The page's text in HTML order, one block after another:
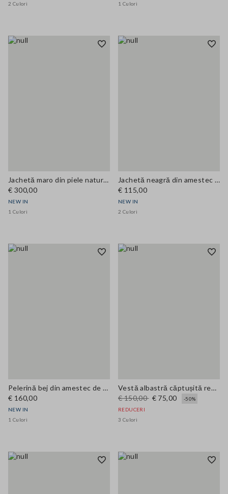
2 Culori 1 Culori
Jachetă maro din piele naturală cu rever clasic
€ 300,00
NEW IN
1 Culori
Jachetă neagră din amestec de bumbac, cu fermoar și guler din catifea raiată, croi regular
€ 115,00
NEW IN
2 Culori
Pelerină bej din amestec de bumbac cu glugă, croi oversized
€ 160,00
NEW IN
1 Culori
Vestă albastră căptușită regular fit cu fermoar
€ 150,00 € 75,00
-50%
REDUCERI
3 Culori